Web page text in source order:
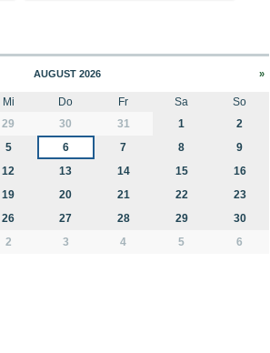
AUGUST 2026 »
Mi Do Fr Sa
So
29 30 31 1
2
5 6 7 8
9
12 13 14 15
16
19 20 21 22
23
26 27 28 29
30
2 3 4 5 6